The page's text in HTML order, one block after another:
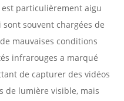
particulièrement aigu
souvent chargées de
mauvaises conditions
infrarouges a marqué
de capturer des vidéos
de lumière visible, mais